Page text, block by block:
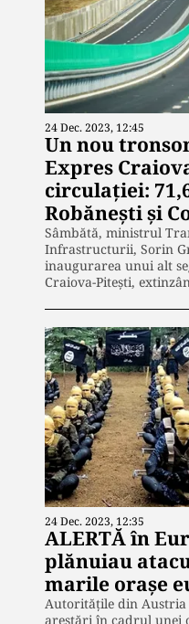
24 Dec. 2023, 12:45
Un nou
Expres
circulației:
Robănești și
Sâmbătă, ministrul
Infrastructurii, Sorin
inaugurarea unui alt
Craiova-Pitești,
24 Dec. 2023, 12:35
ALERTĂ în
plănuiau
marile orașe
Autoritățile din Austria
arestări în cadrul unei